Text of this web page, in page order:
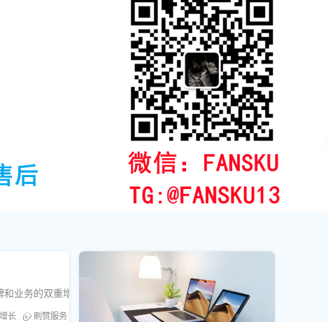
业务的双重增长。
长 刷赞服务 刷粉服务